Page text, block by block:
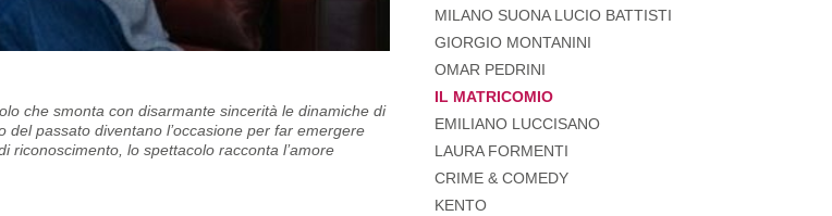
che smonta con disarmante sincerità le dinamiche di
passato diventano l’occasione per far emergere
riconoscimento, lo spettacolo racconta l’amore
MILANO SUONA LUCIO BATTISTI
GIORGIO MONTANINI
OMAR PEDRINI
IL MATRICOMIO
EMILIANO LUCCISANO
LAURA FORMENTI
CRIME & COMEDY
KENTO